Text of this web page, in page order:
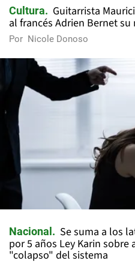
Cultura
Guitarrista
al francés Adrien Bernet
Por Nicole Donoso
Nacional
Se suma a los
por 5 años Ley Karin
"colapso" del sistema